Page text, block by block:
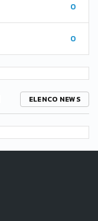
0
0
ELENCO NEWS